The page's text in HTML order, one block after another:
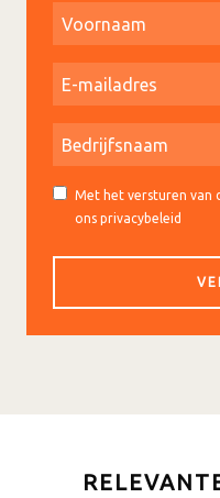
Met het versturen van
ons privacybeleid